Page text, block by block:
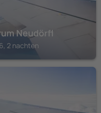
Neudörfl
2 nachten